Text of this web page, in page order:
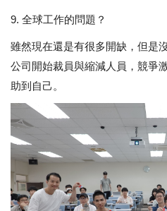
9. 全球工作的問題？
雖然現在還是有很多開缺，但是
公司開始裁員與縮減人員，競爭
助到自己。